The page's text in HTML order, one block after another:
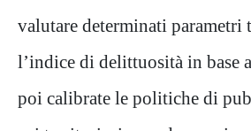
valutare determinati parametri
l’indice di delittuosità in base
poi calibrate le politiche di